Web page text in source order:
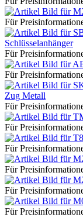
Für
Schlüsselanhänger
Für
Für
Zug Metall
Für
Für
Für
Für
Für
Für